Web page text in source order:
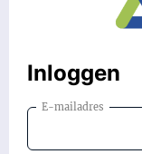
Inloggen
E-mailadres